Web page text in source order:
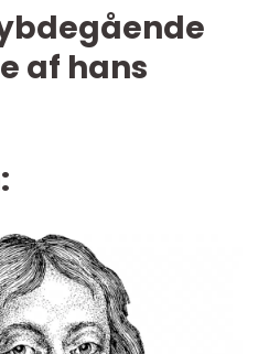
af hans